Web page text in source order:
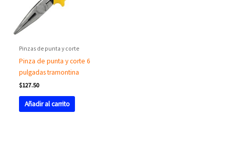
Pinzas de punta y corte
Pinza de punta y corte 6
pulgadas tramontina
$127.50
Añadir al carrito